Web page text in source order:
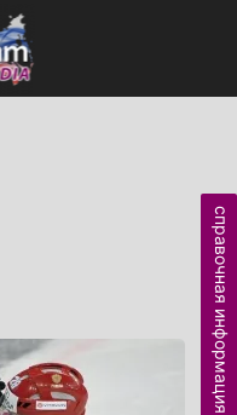
справочная информация